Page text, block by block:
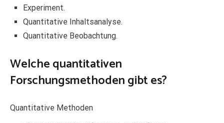
Experiment.
Quantitative Inhaltsanalyse.
Quantitative Beobachtung.
Welche quantitativen
Forschungsmethoden gibt es?
Quantitative Methoden